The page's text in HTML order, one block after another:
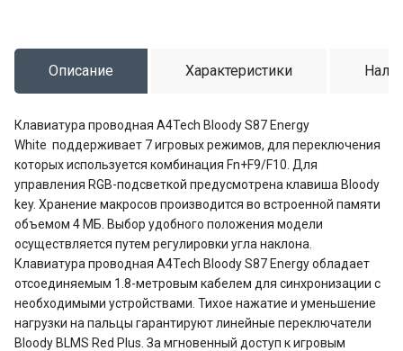
Описание Характеристики
Клавиатура проводная A4Tech Bloody S87 Energy
White поддерживает 7 игровых режимов, для переключения
которых используется комбинация Fn+F9/F10. Для
управления RGB-подсветкой предусмотрена клавиша Bloody
key. Хранение макросов производится во встроенной памяти
объемом 4 МБ. Выбор удобного положения модели
осуществляется путем регулировки угла наклона.
Клавиатура проводная A4Tech Bloody S87 Energy обладает
отсоединяемым 1.8-метровым кабелем для синхронизации с
необходимыми устройствами. Тихое нажатие и уменьшение
нагрузки на пальцы гарантируют линейные переключатели
Bloody BLMS Red Plus. За мгновенный доступ к игровым